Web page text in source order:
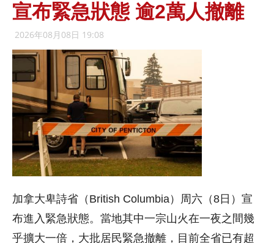
宣布緊急狀態 逾2萬人撤離
2026年08月08日 19:08
加拿大卑詩省（British Columbia）周六（8日）宣
布進入緊急狀態。當地其中一宗山火在一夜之間幾
乎擴大一倍，大批居民緊急撤離，目前全省已有超